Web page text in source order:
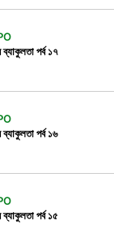
ব্যাকুলতা পর্ব ১৭
পর্ব ১৬
পর্ব ১৫